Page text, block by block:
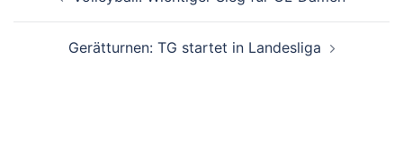
Gerätturnen: TG startet in Landesliga